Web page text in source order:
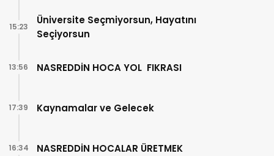
Üniversite Seçmiyorsun, Hayatını
Seçiyorsun
15:23
NASREDDİN HOCA YOL FIKRASI
13:56
Kaynamalar ve Gelecek
17:39
NASREDDİN HOCALAR ÜRETMEK
16:34